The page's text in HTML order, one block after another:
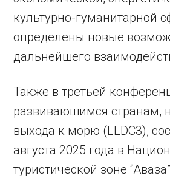
культурно-гуманитарной
определены новые
дальнейшего
Также в третьей
развивающимся
выхода к морю (LLDC3),
августа 2025 года в
туристической зоне